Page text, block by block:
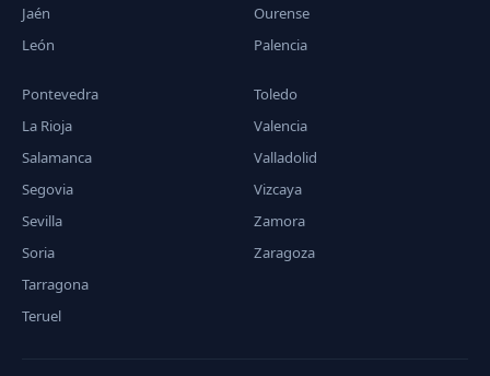
Jaén
León
Ourense
Palencia
Pontevedra
La Rioja
Salamanca
Segovia
Sevilla
Soria
Tarragona
Teruel
Toledo
Valencia
Valladolid
Vizcaya
Zamora
Zaragoza